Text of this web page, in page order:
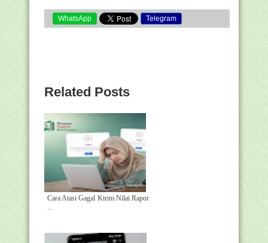
WhatsApp Telegram
Related Posts
Cara Atasi Gagal Kirim Nilai Rapor
...